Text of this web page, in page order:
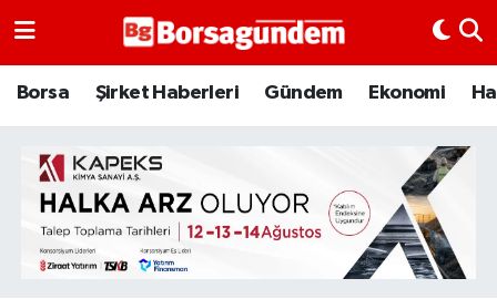
Borsa Şirket Haberleri Gündem Ekonomi
Borsa
Emtia
Galeri